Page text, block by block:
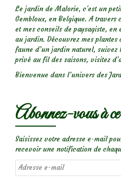
Le jardin de Malorie, c'est un
Gembloux, en Belgique. A travers
et mes conseils de paysagiste,
au jardin. Découvrez mes plantes
faune d’un jardin naturel, suivez
privé au fil des saisons, visitez
Bienvenue dans l’univers des
Abonnez-vous à
Saisissez votre adresse e-mail
recevoir une notification de
Adresse
e-